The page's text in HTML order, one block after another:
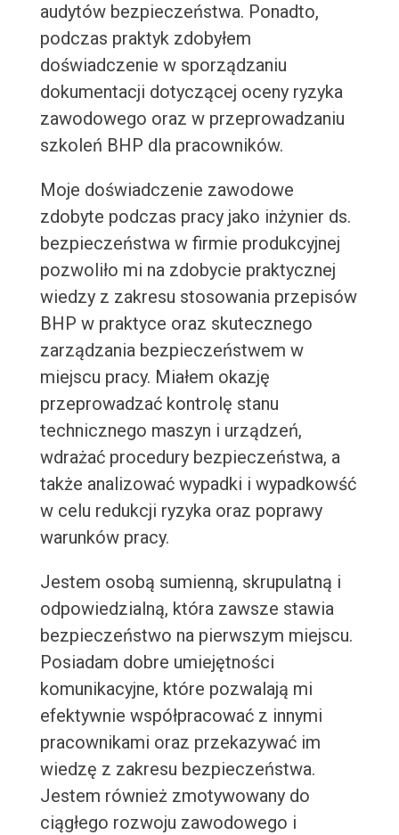
audytów bezpieczeństwa. Ponadto,
podczas praktyk zdobyłem
doświadczenie w sporządzaniu
dokumentacji dotyczącej oceny ryzyka
zawodowego oraz w przeprowadzaniu
szkoleń BHP dla pracowników.
Moje doświadczenie zawodowe
zdobyte podczas pracy jako inżynier ds.
bezpieczeństwa w firmie produkcyjnej
pozwoliło mi na zdobycie praktycznej
wiedzy z zakresu stosowania przepisów
BHP w praktyce oraz skutecznego
zarządzania bezpieczeństwem w
miejscu pracy. Miałem okazję
przeprowadzać kontrolę stanu
technicznego maszyn i urządzeń,
wdrażać procedury bezpieczeństwa, a
także analizować wypadki i wypadkowść
w celu redukcji ryzyka oraz poprawy
warunków pracy.
Jestem osobą sumienną, skrupulatną i
odpowiedzialną, która zawsze stawia
bezpieczeństwo na pierwszym miejscu.
Posiadam dobre umiejętności
komunikacyjne, które pozwalają mi
efektywnie współpracować z innymi
pracownikami oraz przekazywać im
wiedzę z zakresu bezpieczeństwa.
Jestem również zmotywowany do
ciągłego rozwoju zawodowego i